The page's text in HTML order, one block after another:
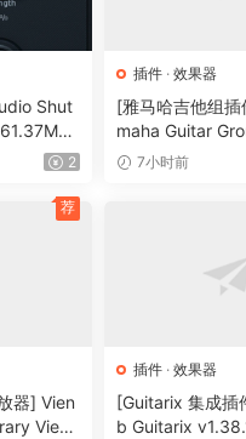
计。
2000 个预设，其中 Factory
。随机化宏参数，即可即时
容，您设计过的所有音色
八声道的环绕声格式，包括四
粒到沉浸式的频谱云。
何时候都更具表现力
Shut
2
插件 · 效果器
[雅马哈吉他组
maha Guitar
2026 Incl
7小时前
器] Vien
Vienn
荐
插件 · 效果器
[Guitarix 集成插
b Guitarix